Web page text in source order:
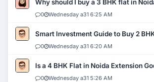
Why should I buy a 3 BHK flat in
0 Wednesday a31 6:25 AM
Smart Investment Guide to Buy 2
0 Wednesday a31 6:20 AM
Is a 4 BHK Flat in Noida Extension
0 Wednesday a31 5:26 AM